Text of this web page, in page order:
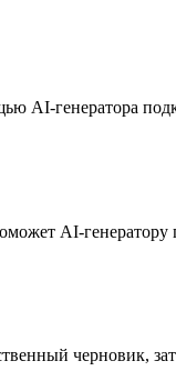
AI-генератора
AI-генератору
черновик,